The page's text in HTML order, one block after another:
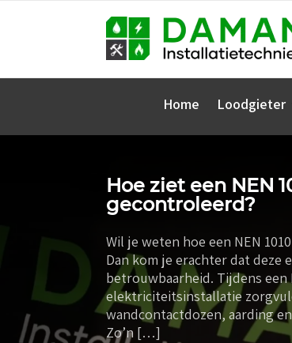
Home Loodgieter
Hoe ziet een NEN
gecontroleerd?
Wil je weten hoe een NEN
Dan kom je erachter dat deze
betrouwbaarheid. Tijdens
elektriciteitsinstallatie
wandcontactdozen, aarding
Zo’n […]